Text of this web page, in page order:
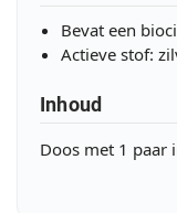
Bevat een
Actieve stof:
Inhoud
Doos met 1 paar